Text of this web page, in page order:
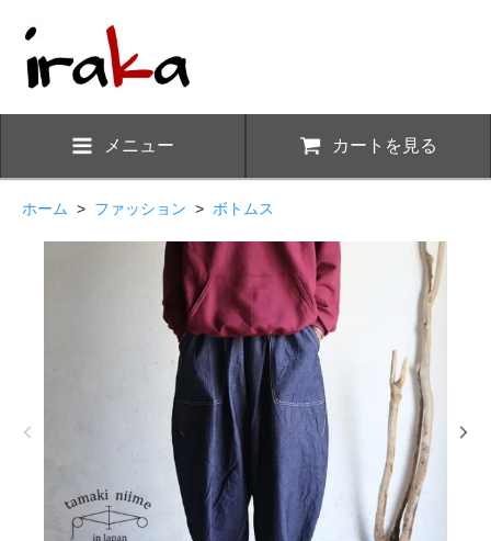
メニュー カートを見る
ホーム > ファッション > ボトムス